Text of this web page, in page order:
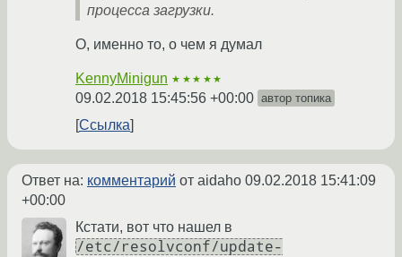
процесса загрузки.
О, именно то, о чем я думал
KennyMinigun ★★★★★
09.02.2018 15:45:56 +00:00 автор топика
Ссылка
Ответ на: комментарий от aidaho 09.02.2018 15:41:09
+00:00
Кстати, вот что нашел в
/etc/resolvconf/update-